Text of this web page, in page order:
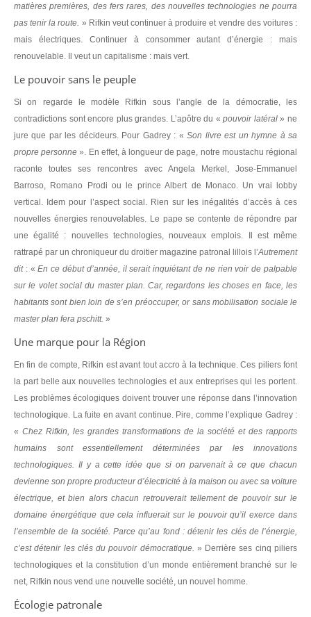
matières premières, des fers rares, des nouvelles technologies ne pourra
pas tenir la route. » Rifkin veut continuer à produire et vendre des voitures :
mais électriques. Continuer à consommer autant d’énergie : mais
renouvelable. Il veut un capitalisme : mais vert.
Le pouvoir sans le peuple
Si on regarde le modèle Rifkin sous l’angle de la démocratie, les
contradictions sont encore plus grandes. L’apôtre du «pouvoir latéral» ne
jure que par les décideurs. Pour Gadrey : «Son livre est un hymne à sa
propre personne ». En effet, à longueur de page, notre moustachu régional
raconte toutes ses rencontres avec Angela Merkel, Jose-Emmanuel
Barroso, Romano Prodi ou le prince Albert de Monaco. Un vrai lobby
vertical. Idem pour l’aspect social. Rien sur les inégalités d’accès à ces
nouvelles énergies renouvelables. Le pape se contente de répondre par
une égalité : nouvelles technologies, nouveaux emplois. Il est même
rattrapé par un chroniqueur du droitier magazine patronal lillois l’Autrement
dit: «En ce début d’année, il serait inquiétant de ne rien voir de palpable
sur le volet social du master plan. Car, regardons les choses en face, les
habitants sont bien loin de s’en préoccuper, or sans mobilisation sociale le
master plan fera pschitt. »
Une marque pour la Région
En fin de compte, Rifkin est avant tout accro à la technique. Ces piliers font
la part belle aux nouvelles technologies et aux entreprises qui les portent.
Les problèmes écologiques doivent trouver une réponse dans l’innovation
technologique. La fuite en avant continue. Pire, comme l’explique Gadrey :
« Chez Rifkin, les grandes transformations de la société et des rapports
humains sont essentiellement déterminées par les innovations
technologiques. Il y a cette idée que si on parvenait à ce que chacun
devienne son propre producteur d’électricité à la maison ou avec sa voiture
électrique, et bien alors chacun retrouverait tellement de pouvoir sur le
domaine énergétique que cela influerait sur le pouvoir qu’il exerce dans
l’ensemble de la société. Parce qu’au fond : détenir les clés de l’énergie,
c’est détenir les clés du pouvoir démocratique. » Derrière ses cinq piliers
technologiques et la constitution d’un monde entièrement branché sur le
net, Rifkin nous vend une nouvelle société, un nouvel homme.
Écologie patronale